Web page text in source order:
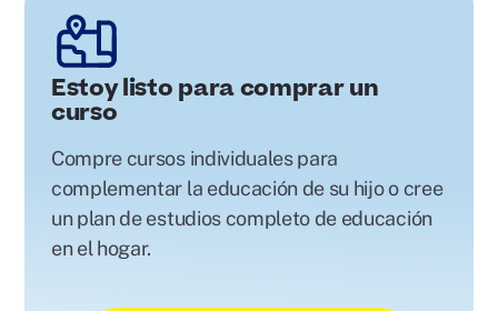
Estoy listo para comprar un
curso
Compre cursos individuales para
complementar la educación de su hijo o cree
un plan de estudios completo de educación
en el hogar.